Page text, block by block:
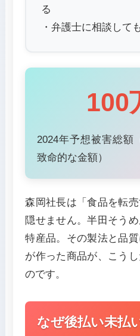
る
・弁護士に相談して
100
2024年予想被害総額
致命的な金額）
森岡社長は「食品を転
隠せません。半田そう
特産品。その製法と品
が作った商品が、こう
のです。
なぜ後払い未払